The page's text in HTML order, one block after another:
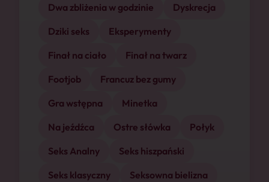
Dwa zbliżenia w godzinie
Dyskrecja
Dziki seks
Eksperymenty
Finał na ciało
Finał na twarz
Footjob
Francuz bez gumy
Gra wstępna
Minetka
Na jeźdźca
Ostre słówka
Połyk
Seks Analny
Seks hiszpański
Seks klasyczny
Seksowna bielizna